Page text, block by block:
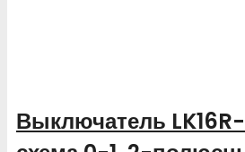
Выключатель